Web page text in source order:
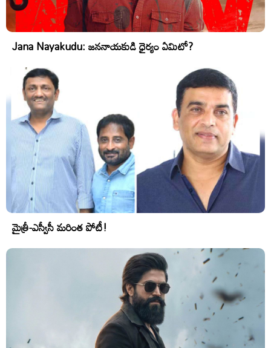
Jana Nayakudu: జననాయకుడి ధైర్యం ఏమిటో?
మైత్రీ-ఎస్వీసీ మరింత పోటీ!